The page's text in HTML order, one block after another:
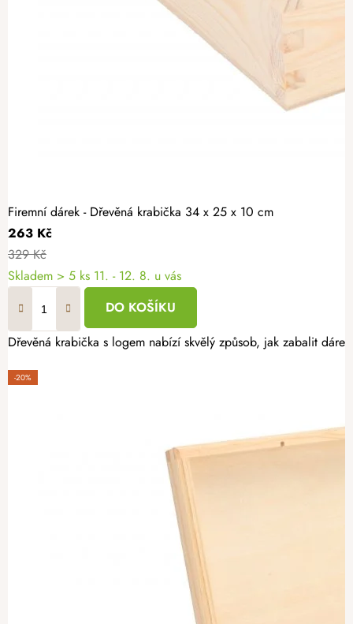
Firemní dárek - Dřevěná krabička 34 x 25 x 10 cm
263 Kč
329 Kč
Skladem > 5 ks 11. - 12. 8. u vás
DO KOŠÍKU
Dřevěná krabička s logem nabízí skvělý způsob, jak zabalit
-20%